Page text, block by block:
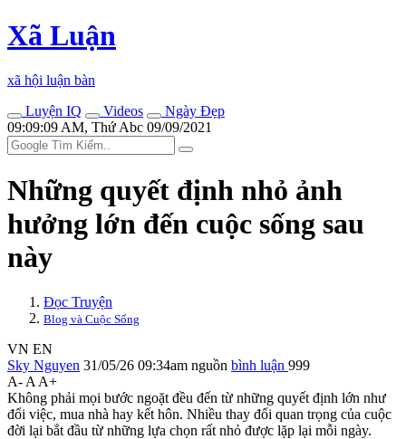
Xã Luận
xã hội luận bàn
Luyện IQ
Videos
Ngày Đẹp
09:09:09 AM, Thứ Abc 09/09/2021
Những quyết định nhỏ ảnh
hưởng lớn đến cuộc sống sau
này
Đọc Truyện
Blog và Cuộc Sống
VN EN
Sky Nguyen 31/05/26 09:34am nguồn bình luận 999
A- A A+
Không phải mọi bước ngoặt đều đến từ những quyết định lớn như
đổi việc, mua nhà hay kết hôn. Nhiều thay đổi quan trọng của cuộc
đời lại bắt đầu từ những lựa chọn rất nhỏ được lặp lại mỗi ngày.